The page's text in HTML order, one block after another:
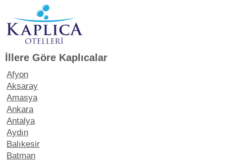
İllere Göre Kaplıcalar
Afyon
Aksaray
Amasya
Ankara
Antalya
Aydın
Balıkesir
Batman